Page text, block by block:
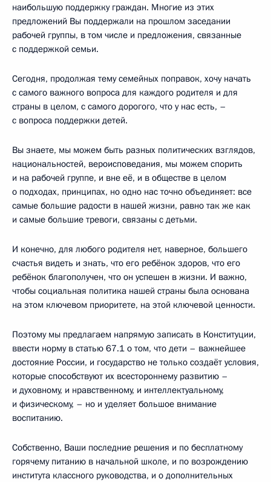
наибольшую поддержку граждан. Многие из этих
предложений Вы поддержали на прошлом заседании
рабочей группы, в том числе и предложения, связанные
с поддержкой семьи.
Сегодня, продолжая тему семейных поправок, хочу начать
с самого важного вопроса для каждого родителя и для
страны в целом, с самого дорогого, что у нас есть, –
с вопроса поддержки детей.
Вы знаете, мы можем быть разных политических взглядов,
национальностей, вероисповедания, мы можем спорить
и на рабочей группе, и вне её, и в обществе в целом
о подходах, принципах, но одно нас точно объединяет: все
самые большие радости в нашей жизни, равно так же как
и самые большие тревоги, связаны с детьми.
И конечно, для любого родителя нет, наверное, большего
счастья видеть и знать, что его ребёнок здоров, что его
ребёнок благополучен, что он успешен в жизни. И важно,
чтобы социальная политика нашей страны была основана
на этом ключевом приоритете, на этой ключевой ценности.
Поэтому мы предлагаем напрямую записать в Конституции,
ввести норму в статью 67.1 о том, что дети – важнейшее
достояние России, и государство не только создаёт условия,
которые способствуют их всестороннему развитию –
и духовному, и нравственному, и интеллектуальному,
и физическому, – но и уделяет большое внимание
воспитанию.
Собственно, Ваши последние решения и по бесплатному
горячему питанию в начальной школе, и по возрождению
института классного руководства, и о дополнительных